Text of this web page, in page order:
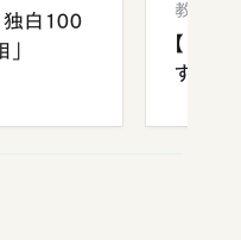
独白100
教育
【中国
する“